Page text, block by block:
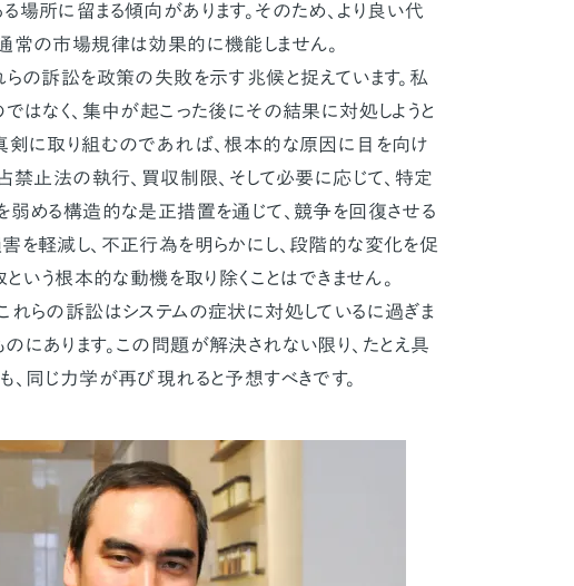
場所に留まる傾向があります。そのため、より良い代
常の市場規律は効果的に機能しません。
の訴訟を政策の失敗を示す兆候と捉えています。私
ではなく、集中が起こった後にその結果に対処しようと
剣に取り組むのであれば、根本的な原因に目を向け
占禁止法の執行、買収制限、そして必要に応じて、特定
弱める構造的な是正措置を通じて、競争を回復させる
を軽減し、不正行為を明らかにし、段階的な変化を促
という根本的な動機を取り除くことはできません。
れらの訴訟はシステムの症状に対処しているに過ぎま
にあります。この問題が解決されない限り、たとえ具
、同じ力学が再び現れると予想すべきです。